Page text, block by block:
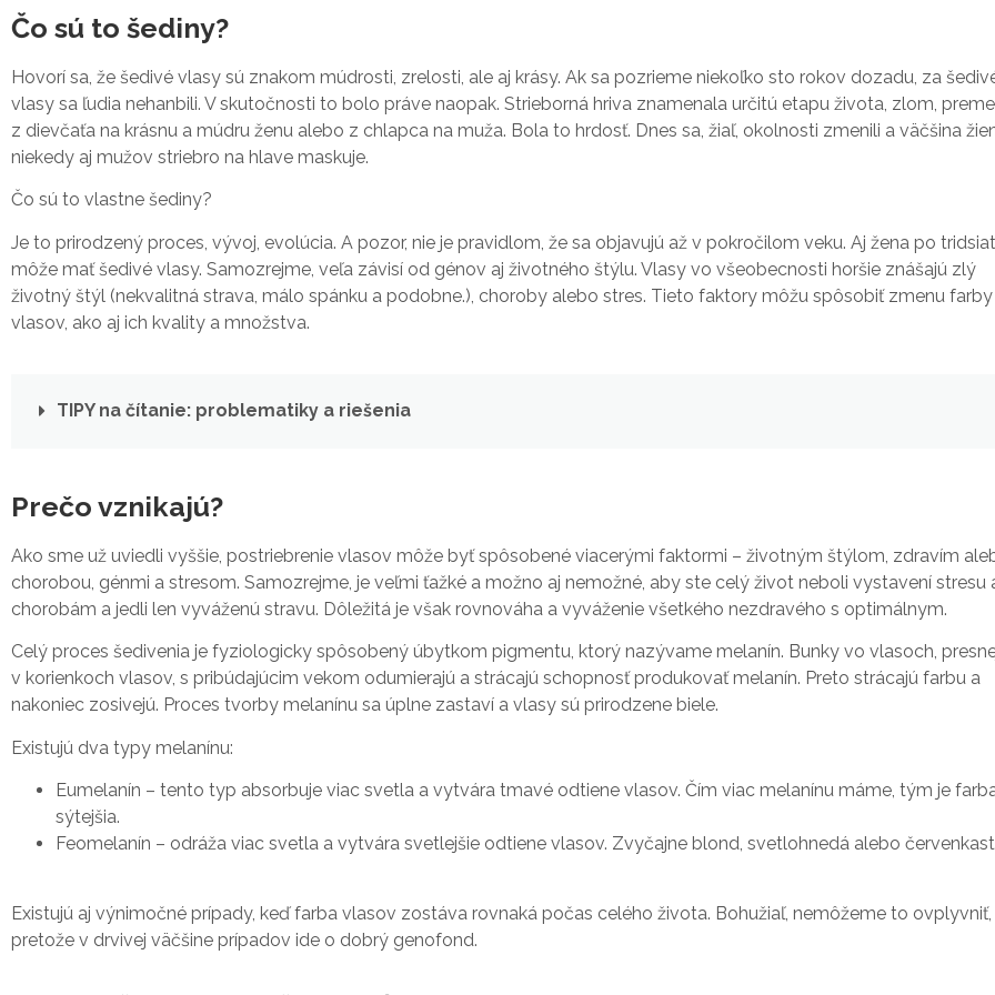
Čo sú to šediny?
Hovorí sa, že šedivé vlasy sú znakom múdrosti, zrelosti, ale aj krásy. Ak sa pozrieme niekoľko sto rokov dozadu, za
vlasy sa ľudia nehanbili. V skutočnosti to bolo práve naopak. Strieborná hriva znamenala určitú etapu života, zlom,
z dievčaťa na krásnu a múdru ženu alebo z chlapca na muža. Bola to hrdosť. Dnes sa, žiaľ, okolnosti zmenili a väčšina
niekedy aj mužov striebro na hlave maskuje.
Čo sú to vlastne šediny?
Je to prirodzený proces, vývoj, evolúcia. A pozor, nie je pravidlom, že sa objavujú až v pokročilom veku. Aj žena po
môže mať šedivé vlasy. Samozrejme, veľa závisí od génov aj životného štýlu. Vlasy vo všeobecnosti horšie znášajú zlý
životný štýl (nekvalitná strava, málo spánku a podobne.), choroby alebo stres. Tieto faktory môžu spôsobiť zmenu farby
vlasov, ako aj ich kvality a množstva.
TIPY na čítanie: problematiky a riešenia
Prečo vznikajú?
Ako sme už uviedli vyššie, postriebrenie vlasov môže byť spôsobené viacerými faktormi – životným štýlom, zdravím
chorobou, génmi a stresom. Samozrejme, je veľmi ťažké a možno aj nemožné, aby ste celý život neboli vystavení stresu
chorobám a jedli len vyváženú stravu. Dôležitá je však rovnováha a vyváženie všetkého nezdravého s optimálnym.
Celý proces šedivenia je fyziologicky spôsobený úbytkom pigmentu, ktorý nazývame melanín. Bunky vo vlasoch,
v korienkoch vlasov, s pribúdajúcim vekom odumierajú a strácajú schopnosť produkovať melanín. Preto strácajú farbu a
nakoniec zosivejú. Proces tvorby melanínu sa úplne zastaví a vlasy sú prirodzene biele.
Existujú dva typy melanínu:
Eumelanín – tento typ absorbuje viac svetla a vytvára tmavé odtiene vlasov. Čím viac melanínu máme, tým je
sýtejšia.
Feomelanín – odráža viac svetla a vytvára svetlejšie odtiene vlasov. Zvyčajne blond, svetlohnedá alebo
Existujú aj výnimočné prípady, keď farba vlasov zostáva rovnaká počas celého života. Bohužiaľ, nemôžeme to ovplyvniť,
pretože v drvivej väčšine prípadov ide o dobrý genofond.